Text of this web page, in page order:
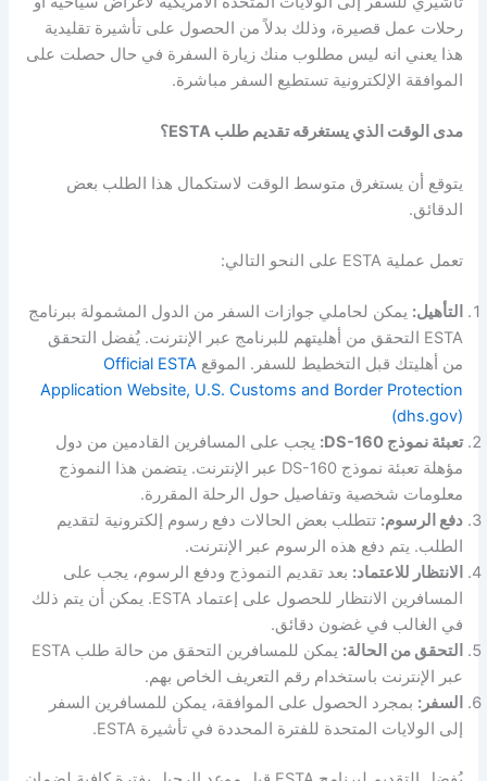
رحلات عمل قصيرة، وذلك بدلاً من الحصول على تأشيرة تقليدية
هذا يعني انه ليس مطلوب منك زيارة السفرة في حال حصلت على
الموافقة الإلكترونية تستطيع السفر مباشرة.
مدى الوقت الذي يستغرقه تقديم طلب ESTA؟
يتوقع أن يستغرق متوسط الوقت لاستكمال هذا الطلب بعض
الدقائق.
تعمل عملية ESTA على النحو التالي:
التأهيل: يمكن لحاملي جوازات السفر من الدول المشمولة ببرنامج
ESTA التحقق من أهليتهم للبرنامج عبر الإنترنت. يُفضل التحقق
من أهليتك قبل التخطيط للسفر. الموقعOfficial ESTA
Application Website, U.S. Customs and Border Protection
(dhs.gov)
تعبئة نموذج DS-160:
يجب على المسافرين القادمين من دول
مؤهلة تعبئة نموذج DS-160 عبر الإنترنت. يتضمن هذا النموذج
معلومات شخصية وتفاصيل حول الرحلة المقررة.
دفع الرسوم: تتطلب بعض الحالات دفع رسوم إلكترونية لتقديم
الطلب. يتم دفع هذه الرسوم عبر الإنترنت.
الانتظار للاعتماد: بعد تقديم النموذج ودفع الرسوم، يجب على
المسافرين الانتظار للحصول على إعتماد ESTA. يمكن أن يتم ذلك
في الغالب في غضون دقائق.
التحقق من الحالة:
يمكن للمسافرين التحقق من حالة طلب ESTA
عبر الإنترنت باستخدام رقم التعريف الخاص بهم.
السفر: بمجرد الحصول على الموافقة، يمكن للمسافرين السفر
إلى الولايات المتحدة للفترة المحددة في تأشيرة ESTA.